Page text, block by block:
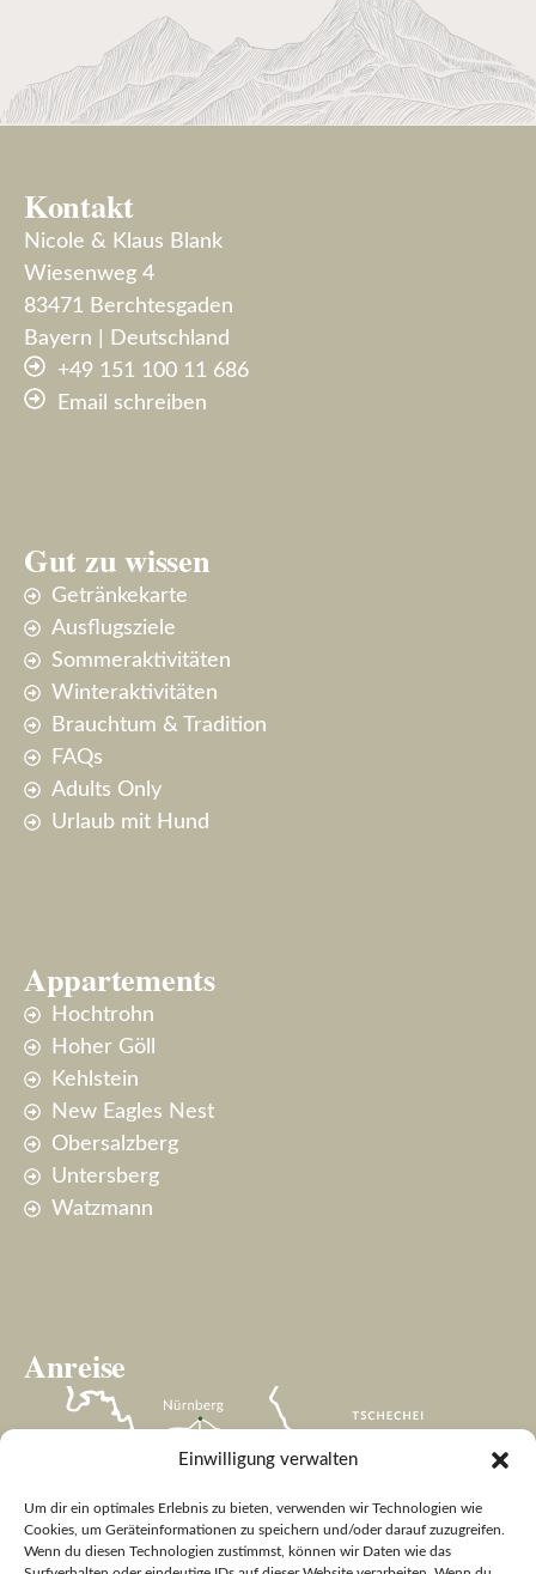
Einwilligung verwalten
Um dir ein optimales Erlebnis zu bieten, verwenden wir Technologien wie
Cookies, um Geräteinformationen zu speichern und/oder darauf zuzugreifen.
Wenn du diesen Technologien zustimmst, können wir Daten wie das
Kontakt
Nicole & Klaus Blank
Wiesenweg 4
83471 Berchtesgaden
Bayern | Deutschland
+49 151 100 11 686
Email schreiben
Gut zu wissen
Getränkekarte
Ausflugsziele
Sommeraktivitäten
Winteraktivitäten
Brauchtum & Tradition
FAQs
Adults Only
Urlaub mit Hund
Appartements
Hochtrohn
Hoher Göll
Kehlstein
New Eagles Nest
Obersalzberg
Untersberg
Watzmann
Anreise